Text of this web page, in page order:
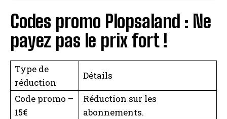
Codes promo Plopsaland : Ne
payez pas le prix fort !
Type de
réduction
Détails
Code promo –
15€
Réduction sur les
abonnements.